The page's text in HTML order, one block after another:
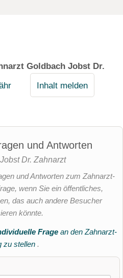
Goldbach Jobst Dr.
Inhalt melden
und Antworten
Dr. Zahnarzt
und Antworten zum Zahnarzt-
wenn Sie ein öffentliches,
das auch andere Besucher
könnte.
Fragean den Zahnarzt-
zu stellen .